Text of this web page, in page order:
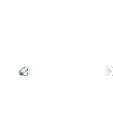
Previous